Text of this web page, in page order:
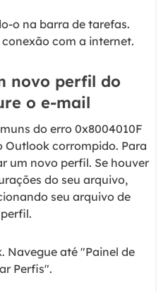
o na barra de tarefas.
com a internet.
novo perfil do
o e-mail
do erro 0x8004010F
Outlook corrompido. Para
um novo perfil. Se houver
do seu arquivo,
seu arquivo de
Navegue até "Painel de
Perfis".